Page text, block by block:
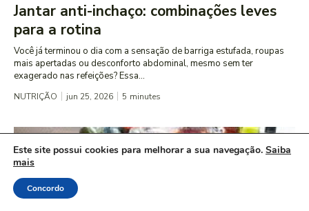
Jantar anti-inchaço: combinações leves
para a rotina
Você já terminou o dia com a sensação de barriga estufada, roupas
mais apertadas ou desconforto abdominal, mesmo sem ter
exagerado nas refeições? Essa...
NUTRIÇÃO jun 25, 2026 5 minutes
Este site possui cookies para melhorar a sua navegação. Saiba
mais
Concordo